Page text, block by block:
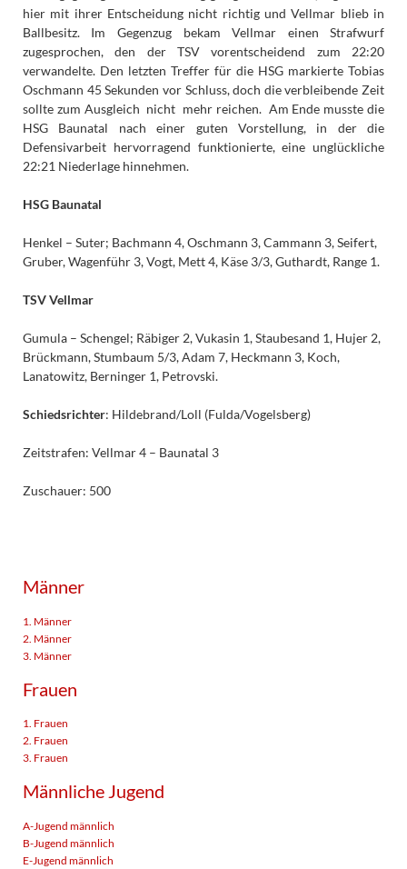
hier mit ihrer Entscheidung nicht richtig und Vellmar blieb in
Ballbesitz. Im Gegenzug bekam Vellmar einen Strafwurf
zugesprochen, den der TSV vorentscheidend zum 22:20
verwandelte. Den letzten Treffer für die HSG markierte Tobias
Oschmann 45 Sekunden vor Schluss, doch die verbleibende Zeit
sollte zum Ausgleich nicht mehr reichen. Am Ende musste die
HSG Baunatal nach einer guten Vorstellung, in der die
Defensivarbeit hervorragend funktionierte, eine unglückliche
22:21 Niederlage hinnehmen.
HSG Baunatal
Henkel – Suter; Bachmann 4, Oschmann 3, Cammann 3, Seifert,
Gruber, Wagenführ 3, Vogt, Mett 4, Käse 3/3, Guthardt, Range 1.
TSV Vellmar
Gumula – Schengel; Räbiger 2, Vukasin 1, Staubesand 1, Hujer 2,
Brückmann, Stumbaum 5/3, Adam 7, Heckmann 3, Koch,
Lanatowitz, Berninger 1, Petrovski.
Schiedsrichter: Hildebrand/Loll (Fulda/Vogelsberg)
Zeitstrafen: Vellmar 4 – Baunatal 3
Zuschauer: 500
Männer
1. Männer
2. Männer
3. Männer
Frauen
1. Frauen
2. Frauen
3. Frauen
Männliche Jugend
A-Jugend männlich
B-Jugend männlich
E-Jugend männlich